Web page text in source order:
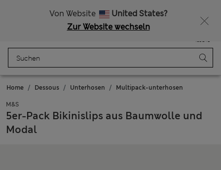
Von Website
United States?
Zur Website wechseln
Tasche
Home Dessous Unterhosen Multipack-unterhosen
M&S
5er-Pack Bikinislips aus Baumwolle und
Modal